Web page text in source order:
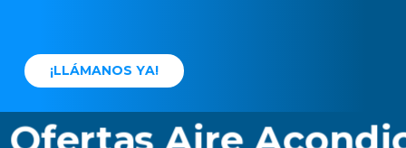
¡LLÁMANOS YA!